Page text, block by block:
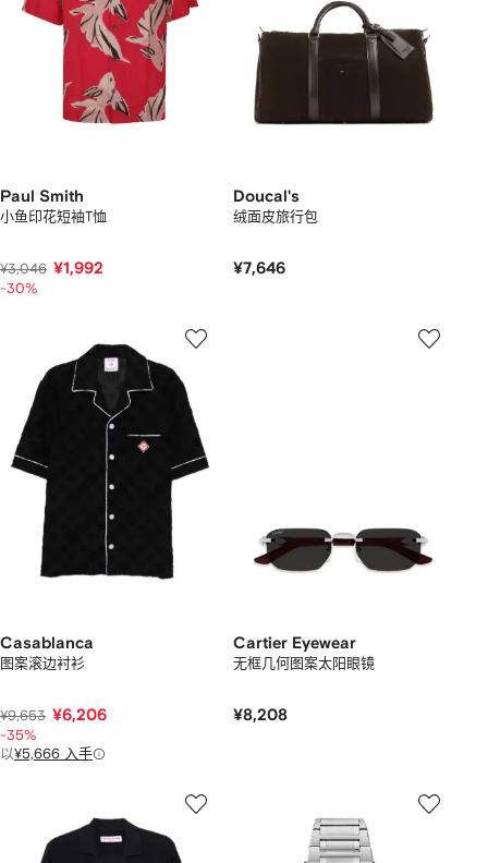
Paul Smith
小鱼印花短袖T恤
¥3,046 ¥1,992
-30%
Doucal's
绒面皮旅行包
¥7,646
Casablanca
图案滚边衬衫
¥9,653 ¥6,206
-35%
以¥5,666 入手
Cartier Eyewear
无框几何图案太阳眼镜
¥8,208